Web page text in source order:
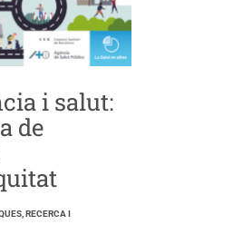
i salut:
de
RECERCA I